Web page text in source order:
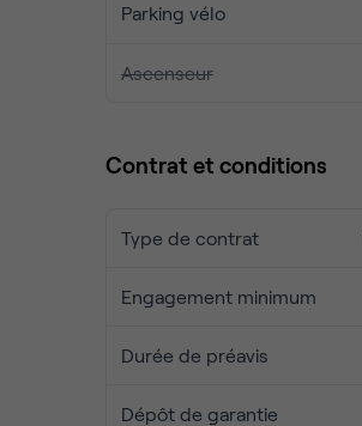
Parking vélo
Ascenseur
Contrat et conditions
Type de contrat
Engagement minimum
Durée de préavis
Dépôt de garantie